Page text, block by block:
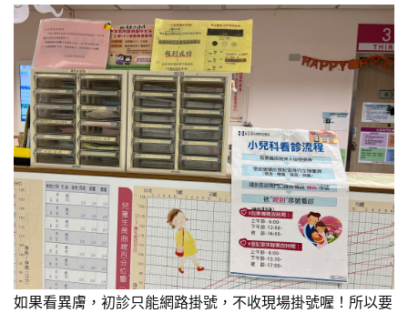
如果看異膚，初診只能網路掛號，不收現場掛號喔！所以要